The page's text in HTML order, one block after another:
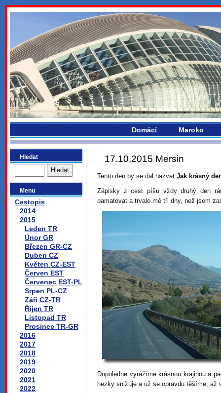
bydlikemevropou.com
Domácí Maroko
Hledat
Menu
Cestopis
2014
2015
Leden TR
Únor GR
Březen GR-CZ
Duben CZ
Květen CZ-EST
Červen EST
Červenec EST-PL
Srpen PL-CZ
Září CZ-TR
Říjen TR
Listopad TR
Prosinec TR-GR
2016
2017
2018
2019
2020
2021
2022
17.10.2015 Mersin
Tento den by se dal nazvat Jak krásný
Zápisky z cest píšu vždy druhý den
pamatovat a trvalo mě tři dny, než jsem
Dopoledne vyrážíme krásnou krajinou a
hezky snižuje a už se opravdu těšíme, až